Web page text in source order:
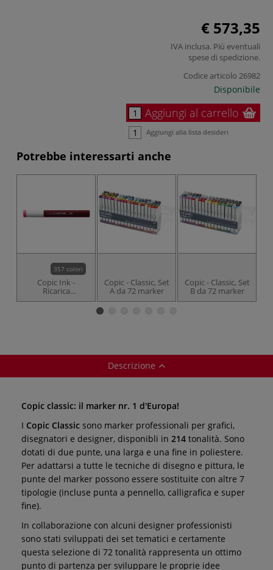
€ 573,35
IVA inclusa. Più eventuali
spese di spedizione.
Codice articolo 26982
Disponibile
Aggiungi al carrello
Aggiungi alla lista desideri
Potrebbe interessarti anche
357 colori
Copic Ink -
Ricarica
d'inchiostro
Copic - Classic, Set
A da 72 marker
Copic - Classic, Set
B da 72 marker
Descrizione
Copic classic: il marker nr. 1 d'Europa!
I Copic Classic sono marker professionali per grafici,
disegnatori e designer, disponibli in 214 tonalità. Sono
dotati di due punte, una larga e una fine in poliestere.
Per adattarsi a tutte le tecniche di disegno e pittura, le
punte del marker possono essere sostituite con altre 7
tipologie (incluse punta a pennello, calligrafica e super
fine).
In collaborazione con alcuni designer professionisti
sono stati sviluppati dei set tematici e certamente
questa selezione di 72 tonalità rappresenta un ottimo
punto di partenza per sviluppare le proprie idee